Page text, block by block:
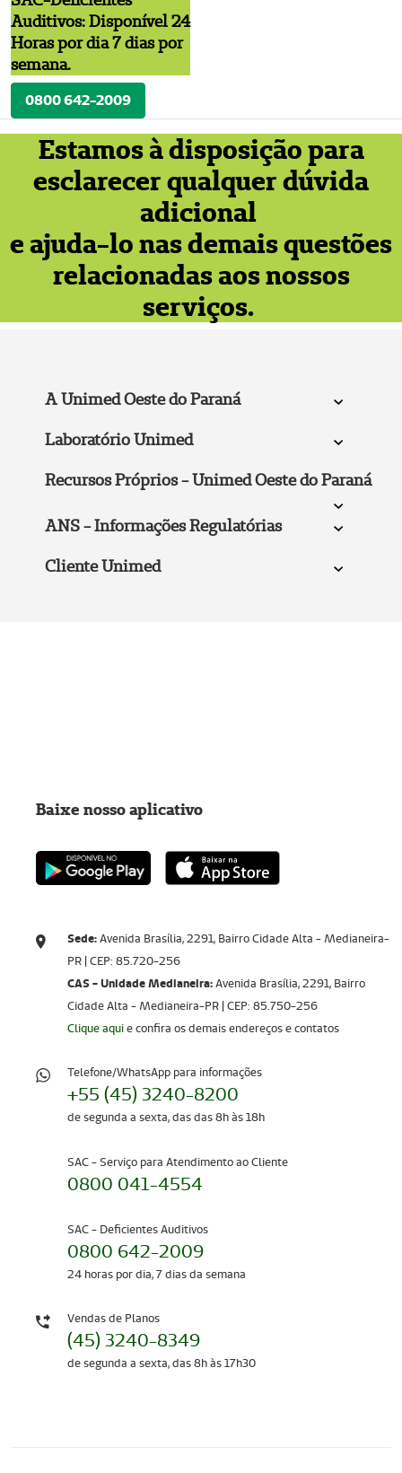
Auditivos: Disponível 24
Horas por dia 7 dias por
semana.
0800 642-2009
Estamos à disposição para
esclarecer qualquer dúvida
adicional
e ajuda-lo nas demais questões
relacionadas aos nossos
serviços.
A Unimed Oeste do Paraná
Laboratório Unimed
Recursos Próprios - Unimed Oeste do Paraná
ANS - Informações Regulatórias
Cliente Unimed
Sede:Avenida Brasília, 2291, Bairro Cidade Alta - Medianeira-
PR | CEP: 85.720-256​​​​​​​
CAS - Unidade Medianeira:Avenida Brasília, 2291, Bairro
Cidade Alta - Medianeira-PR | CEP: 85.750-256
Clique aquie confira os demais endereços e contatos
Telefone/WhatsApp para informações
+55 (45) 3240-8200
de segunda a sexta, das das 8h às 18h
SAC - Serviço para Atendimento ao Cliente
0800 041-4554
SAC - Deficientes Auditivos
0800 642-2009
24 horas por dia, 7 dias da semana
Vendas de Planos
(45) 3240-8349
de segunda a sexta, das 8h às 17h30
Baixe nosso aplicativo